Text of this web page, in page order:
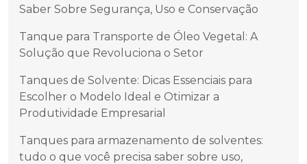
Saber Sobre Segurança, Uso e Conservação
Tanque para Transporte de Óleo Vegetal: A
Solução que Revoluciona o Setor
Tanques de Solvente: Dicas Essenciais para
Escolher o Modelo Ideal e Otimizar a
Produtividade Empresarial
Tanques para armazenamento de solventes:
tudo o que você precisa saber sobre uso,